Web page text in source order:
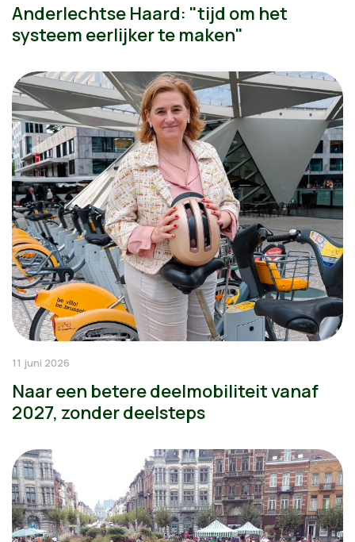
Anderlechtse Haard: "tijd om het
systeem eerlijker te maken"
11 juni 2026
Naar een betere deelmobiliteit vanaf
2027, zonder deelsteps